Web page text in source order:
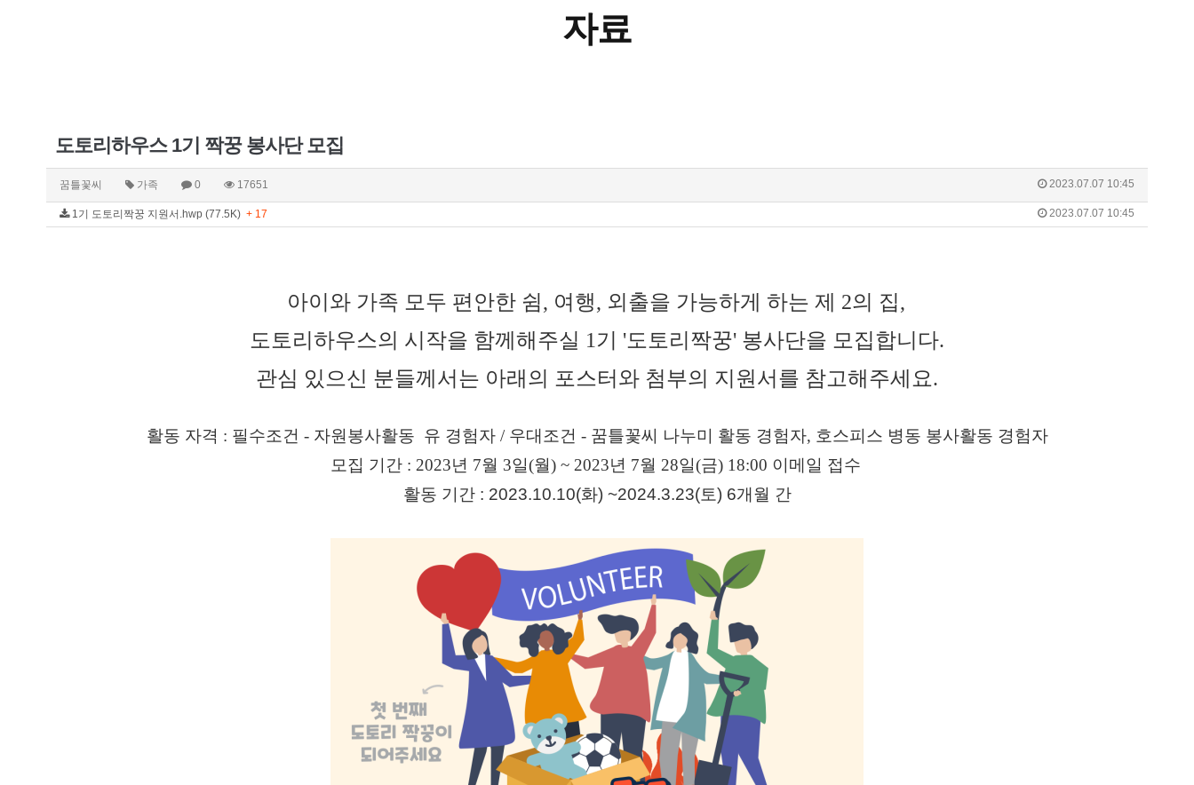
자료
도토리하우스 1기 짝꿍 봉사단 모집
꿈틀꽃씨 가족 0 17651 2023.07.07 10:45
2023.07.07 10:45
1기 도토리짝꿍 지원서.hwp (77.5K) + 17
아이와 가족 모두 편안한 쉼, 여행, 외출을 가능하게 하는 제 2의 집,
도토리하우스의 시작을 함께해주실 1기 '도토리짝꿍' 봉사단을 모집합니다.
관심 있으신 분들께서는 ​아래의 포스터와 첨부의 지원서를 참고해주세요.
활동 자격 : 필수조건 - 자원봉사활동 유 경험자 / 우대조건 - 꿈틀꽃씨 나누미 활동 경험자, 호스피스 병동 봉사활동 경험자
모집 기간 : 2023년 7월 3일(월) ~ 2023년 7월 28일(금) 18:00 이메일 접수
활동 기간 : 2023.10.10(화) ~2024.3.23(토) 6개월 간